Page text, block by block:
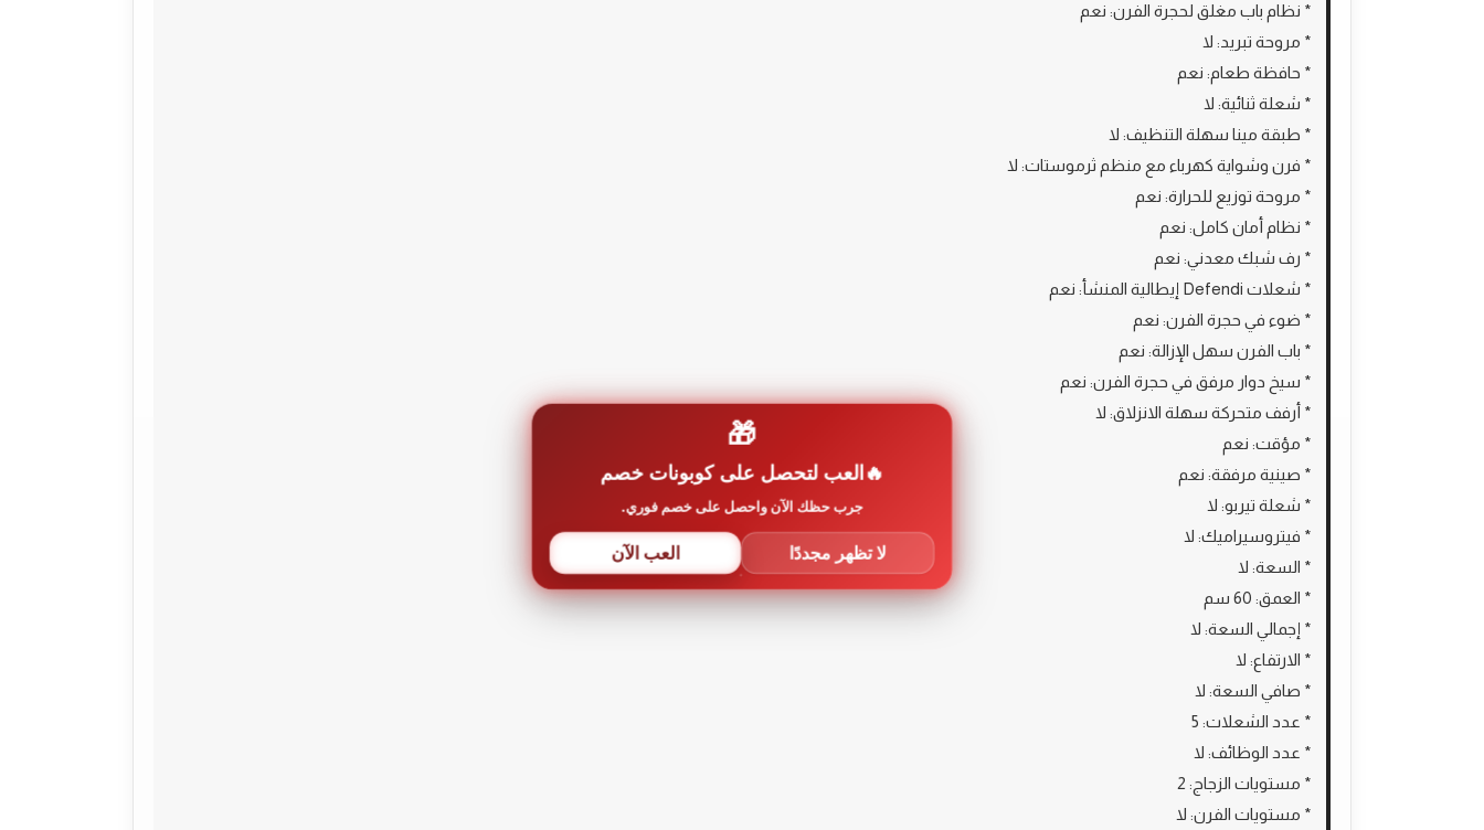
* نظام باب مغلق لحجرة الفرن: نعم
* مروحة تبريد: لا
* حافظة طعام: نعم
* شعلة ثنائية: لا
* طبقة مينا سهلة التنظيف: لا
* فرن وشواية كهرباء مع منظم ثرموستات: لا
* مروحة توزيع للحرارة: نعم
* نظام أمان كامل: نعم
* رف شبك معدني: نعم
* شعلات Defendi إيطالية المنشأ: نعم
* ضوء في حجرة الفرن: نعم
* باب الفرن سهل الإزالة: نعم
* سيخ دوار مرفق في حجرة الفرن: نعم
* أرفف متحركة سهلة الانزلاق: لا
* مؤقت: نعم
* صينية مرفقة: نعم
* شعلة تيربو: لا
* فيتروسيراميك: لا
* السعة: لا
* العمق: 60 سم
* إجمالي السعة: لا
* الارتفاع: لا
* صافي السعة: لا
* عدد الشعلات: 5
* عدد الوظائف: لا
* مستويات الزجاج: 2
* مستويات الفرن: لا
🎁
العب لتحصل على كوبونات خصم
جرب حظك الآن واحصل على خصم فوري.
لا تظهر مجددًا العب الآن